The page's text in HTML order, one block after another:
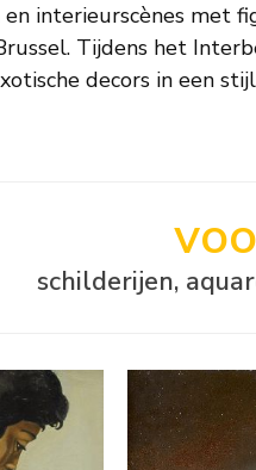
interieurscènes met
Tijdens het
decors in een
allegorische
Stromboli en in
schilderijen,